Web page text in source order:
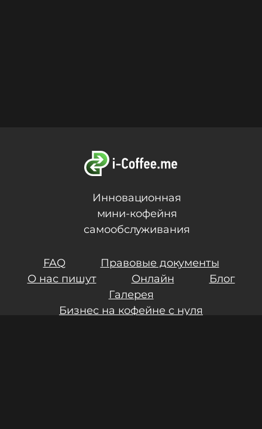
Инновационная
мини-кофейня
самообслуживания
FAQ
Правовые документы
О нас пишут
Онлайн
Блог
Галерея
Бизнес на кофейне с нуля